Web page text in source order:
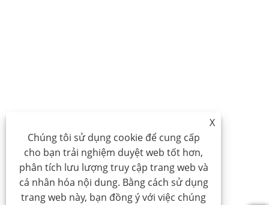
X
Chúng tôi sử dụng cookie để cung cấp
cho bạn trải nghiệm duyệt web tốt hơn,
phân tích lưu lượng truy cập trang web và
cá nhân hóa nội dung. Bằng cách sử dụng
trang web này, bạn đồng ý với việc chúng